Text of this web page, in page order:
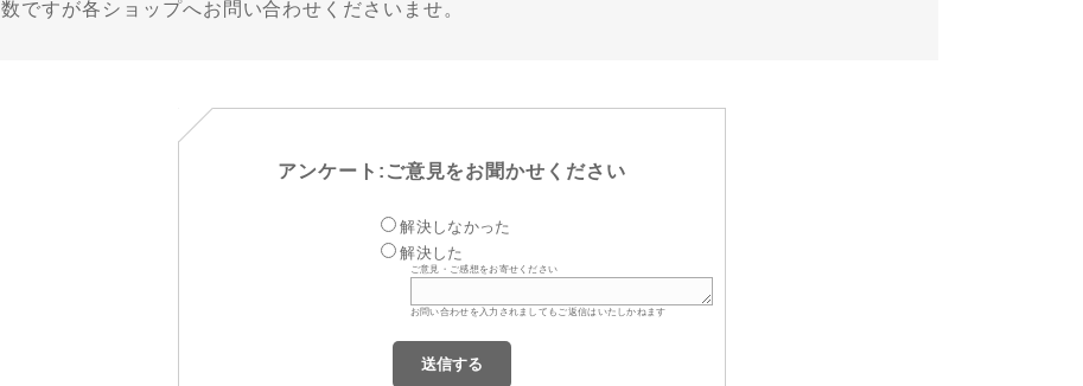
数ですが各ショップへお問い合わせくださいませ。
アンケート:ご意見をお聞かせください
解決しなかった
解決した
ご意見・ご感想をお寄せください
お問い合わせを入力されましてもご返信はいたしかねます